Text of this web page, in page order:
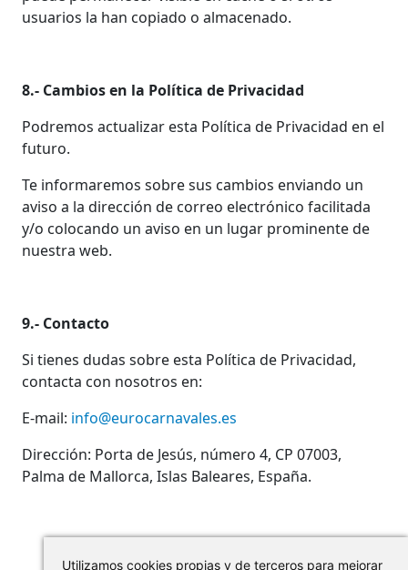
Utilizamos cookies propias y de terceros para mejorar
usuarios la han copiado o almacenado.
8.- Cambios en la Política de Privacidad
Podremos actualizar esta Política de Privacidad en el
futuro.
Te informaremos sobre sus cambios enviando un
aviso a la dirección de correo electrónico facilitada
y/o colocando un aviso en un lugar prominente de
nuestra web.
9.- Contacto
Si tienes dudas sobre esta Política de Privacidad,
contacta con nosotros en:
E-mail: info@eurocarnavales.es
Dirección: Porta de Jesús, número 4, CP 07003,
Palma de Mallorca, Islas Baleares, España.